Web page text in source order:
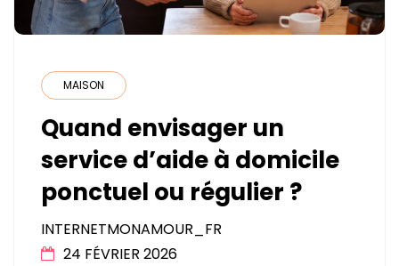
MAISON
Quand envisager un
service d’aide à domicile
ponctuel ou régulier ?
INTERNETMONAMOUR_FR
24 FÉVRIER 2026